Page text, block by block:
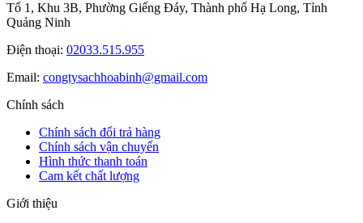
Tổ 1, Khu 3B, Phường Giếng Đáy, Thành phố Hạ Long, Tỉnh
Quảng Ninh
Điện thoại: 02033.515.955
Email: congtysachhoabinh@gmail.com
Chính sách
Chính sách đổi trả hàng
Chính sách vận chuyển
Hình thức thanh toán
Cam kết chất lượng
Giới thiệu